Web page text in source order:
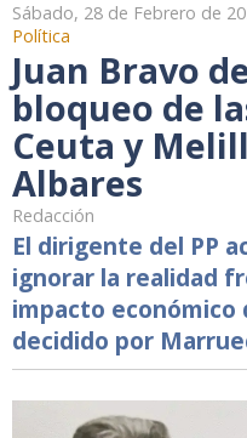
Sábado, 28 de Febrero de
Política
Juan Bravo
bloqueo de
Ceuta y
Albares
Redacción
El dirigente del PP
ignorar la realidad
impacto económico
decidido por